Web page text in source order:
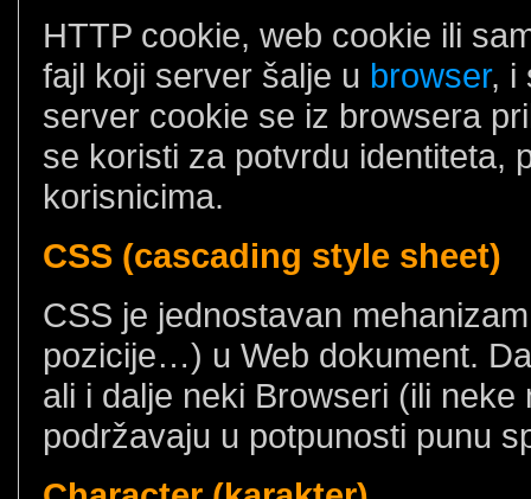
HTTP cookie, web cookie ili
fajl koji server šalje u browser, i
server cookie se iz browsera
se koristi za potvrdu identiteta,
korisnicima.
CSS (cascading style sheet)
CSS je jednostavan
pozicije…) u Web dokument.
ali i dalje neki Browseri (ili
podržavaju u potpunosti punu